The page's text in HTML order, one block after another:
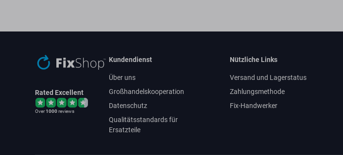
Rated Excellent
Over1000reviews
Kundendienst
Über uns
Großhandelskooperation
Datenschutz
Qualitätsstandards für
Ersatzteile
Nützliche Links
Versand und Lagerstatus
Zahlungsmethode
Fix-Handwerker